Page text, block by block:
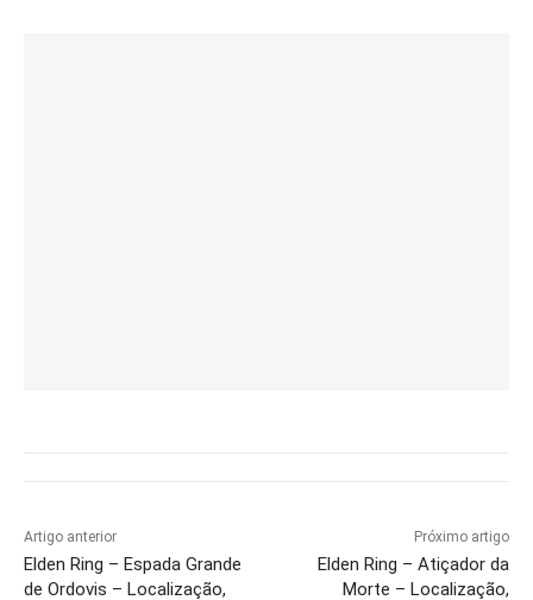
Artigo anterior
Elden Ring – Espada Grande
de Ordovis – Localização,
Próximo artigo
Elden Ring – Atiçador da
Morte – Localização,